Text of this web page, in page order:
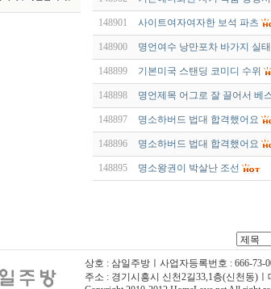
148901 사이트여자여자한 보석 파츠
148900 명언여수 낭만포차 바가지 실태
148899 기본미국 스탠딩 코미디 수위
148898 명언제목 어그로 잘 끌어서 베
148897 명소하버드 법대 합격했어요
148896 명소하버드 법대 합격했어요
148895 명소왕권이 박살난 조선
상호 : 삼일주방ㅣ사업자등록번호 : 666-73-
주소 : 경기시흥시 신천2길33,1층(신천동)ㅣ